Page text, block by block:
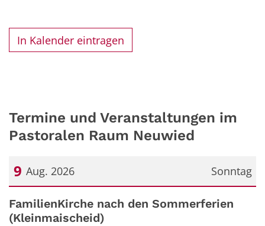
In Kalender eintragen
Termine und Veranstaltungen im
Pastoralen Raum Neuwied
Sonntag
9 Aug. 2026
Datum: 9. August 2026
FamilienKirche nach den Sommerferien
(Kleinmaischeid)